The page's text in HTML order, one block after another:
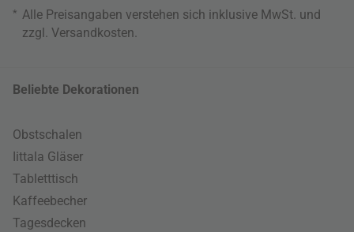
* Alle Preisangaben verstehen sich inklusive MwSt. und
zzgl. Versandkosten
Beliebte Dekorationen
Obstschalen
Iittala Gläser
Tabletttisch
Kaffeebecher
Tagesdecken